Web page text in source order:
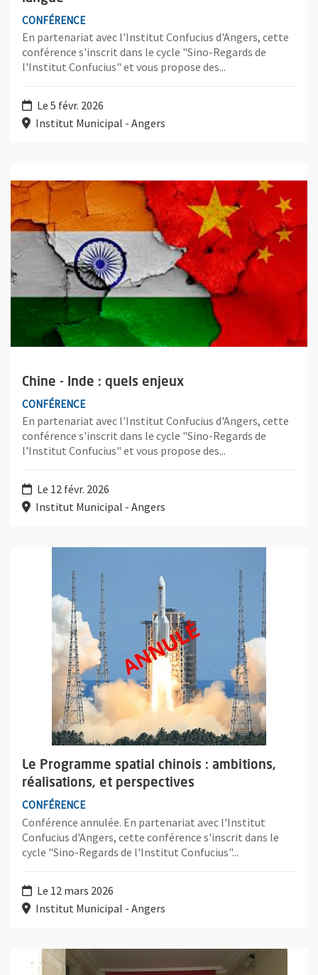
CONFÉRENCE
En partenariat avec l'Institut Confucius d'Angers, cette
conférence s'inscrit dans le cycle "Sino-Regards de
l'Institut Confucius" et vous propose des...
Le 5 févr. 2026
Institut Municipal - Angers
Chine - Inde : quels enjeux
CONFÉRENCE
En partenariat avec l'Institut Confucius d'Angers, cette
conférence s'inscrit dans le cycle "Sino-Regards de
l'Institut Confucius" et vous propose des...
Le 12 févr. 2026
Institut Municipal - Angers
Le Programme spatial chinois : ambitions,
réalisations, et perspectives
CONFÉRENCE
Conférence annulée. En partenariat avec l'Institut
Confucius d'Angers, cette conférence s'inscrit dans le
cycle "Sino-Regards de l'Institut Confucius"...
Le 12 mars 2026
Institut Municipal - Angers
Plus d'information sur l'évènement : Les migrations des